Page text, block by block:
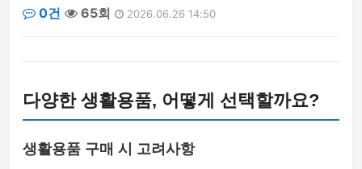
0건
65회 2026.06.26 14:50
다양한 생활용품, 어떻게 선택할까요?
생활용품 구매 시 고려사항